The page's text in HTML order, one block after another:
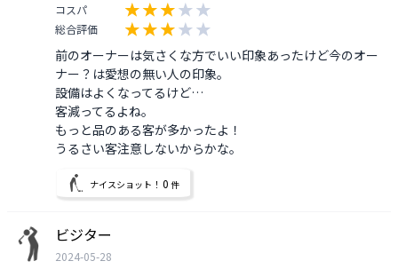
コスパ
総合評価
前のオーナーは気さくな方でいい印象あったけど今のオー
ナー？は愛想の無い人の印象。
設備はよくなってるけど…
客減ってるよね。
もっと品のある客が多かったよ！
うるさい客注意しないからかな。
ナイスショット！ 0 件
ビジター
2024-05-28